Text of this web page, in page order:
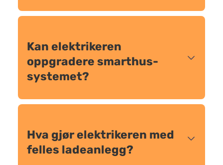
Kan elektrikeren
oppgradere smarthus-
systemet?
Hva gjør elektrikeren med
felles ladeanlegg?